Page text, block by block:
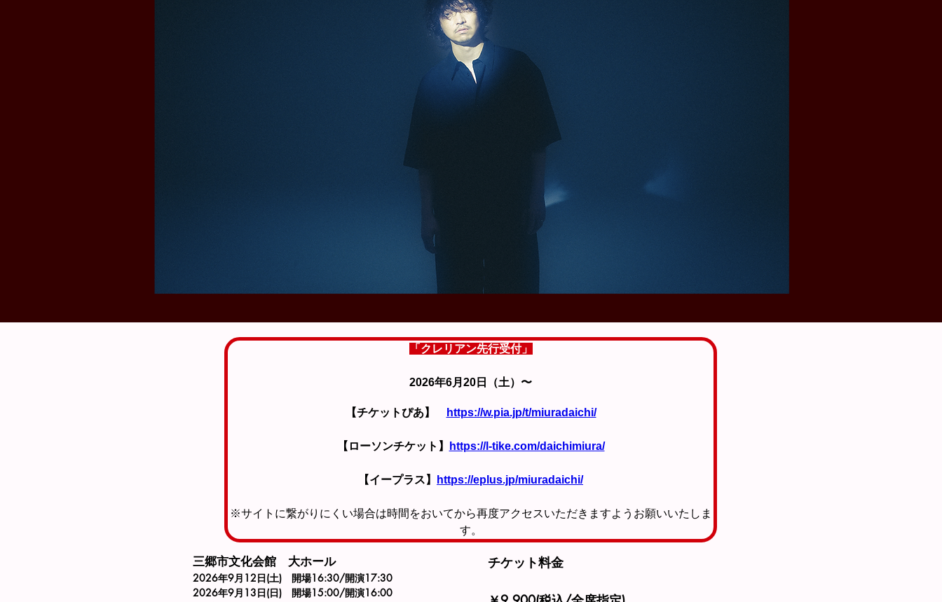
「クレリアン先行受付」
2026年6月20日（土）〜
【チケットぴあ】 https://w.pia.jp/t/miuradaichi/
【ローソンチケット】 https://l-tike.com/daichimiura/
【イープラス】 https://eplus.jp/miuradaichi/
※サイトに繋がりにくい場合は時間をおいてから再度アクセスいただきますようお願いいたしま
す。
三郷市文化会館　大ホール
2026年9月12日(土)　開場16:30/開演17:30
2026年9月13日(日)　開場15:00/開演16:00
チケット料金